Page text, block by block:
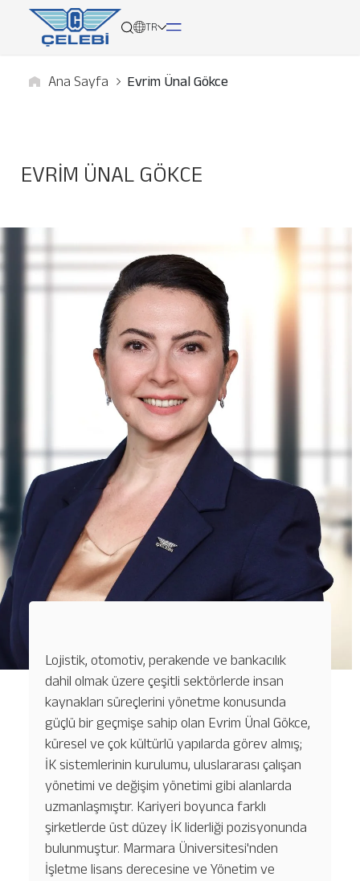
TR
Hizmetlerimiz
Medya
Kariyer
Bagaj Takibi
Kargo Takibi
Ana Sayfa Evrim Ünal Gökce
EVRIM ÜNAL GÖKCE
Lojistik, otomotiv, perakende ve bankacılık
dahil olmak üzere çeşitli sektörlerde insan
kaynakları süreçlerini yönetme konusunda
güçlü bir geçmişe sahip olan Evrim Ünal Gökce,
küresel ve çok kültürlü yapılarda görev almış;
İK sistemlerinin kurulumu, uluslararası çalışan
yönetimi ve değişim yönetimi gibi alanlarda
uzmanlaşmıştır. Kariyeri boyunca farklı
şirketlerde üst düzey İK liderliği pozisyonunda
bulunmuştur. Marmara Üniversitesi'nden
İşletme lisans derecesine ve Yönetim ve